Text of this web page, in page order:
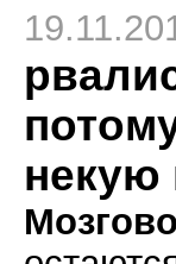
некую